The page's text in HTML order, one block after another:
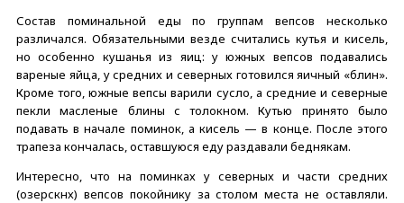
Состав поминальной еды по группам вепсов несколько
различался. Обязательными везде считались кутья и кисель,
но особенно кушанья из яиц: у южных вепсов подавались
вареные яйца, у средних и северных готовился яичный «блин».
Кроме того, южные вепсы варили сусло, а средние и северные
пекли масленые блины с толокном. Кутью принято было
подавать в начале поминок, а кисель — в конце. После этого
трапеза кончалась, оставшуюся еду раздавали беднякам.
Интересно, что на поминках у северных и части средних
(озерскнх) вепсов покойнику за столом места не оставляли.